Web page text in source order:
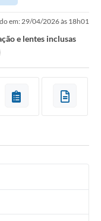
em: 29/04/2026 às 18h01
e lentes inclusas